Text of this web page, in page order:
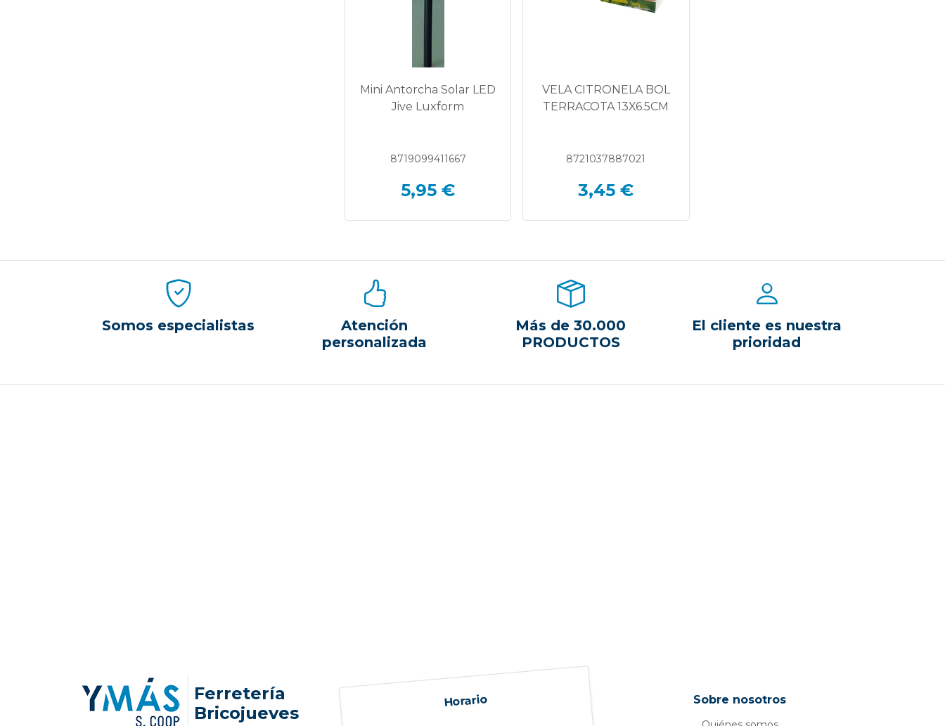
Mini Antorcha Solar LED
Jive Luxform
8719099411667
5,95 €
VELA CITRONELA BOL
TERRACOTA 13X6.5CM
8721037887021
3,45 €
Somos especialistas
Atención
personalizada
Más de 30.000
PRODUCTOS
El cliente es nuestra
prioridad
Ferretería
Bricojueves
Horario Sobre nosotros